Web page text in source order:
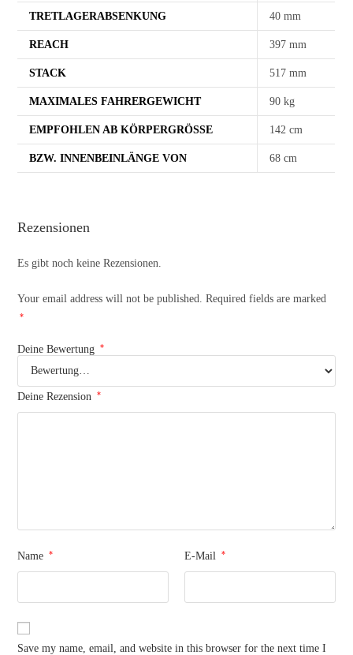
TRETLAGERABSENKUNG 40 mm
REACH 397 mm
STACK 517 mm
MAXIMALES FAHRERGEWICHT 90 kg
EMPFOHLEN AB KÖRPERGRÖSSE 142 cm
BZW. INNENBEINLÄNGE VON 68 cm
Rezensionen
Es gibt noch keine Rezensionen.
Your email address will not be published. Required fields are marked
*
Deine Bewertung *
Deine Rezension *
Name * E-Mail *
Save my name, email, and website in this browser for the next time I